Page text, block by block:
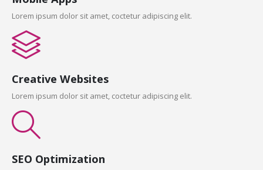
Lorem ipsum dolor sit amet, coctetur adipiscing elit.
Creative Websites
Lorem ipsum dolor sit amet, coctetur adipiscing elit.
SEO Optimization